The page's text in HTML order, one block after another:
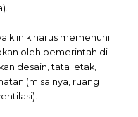
klinik harus memenuhi
oleh pemerintah di
desain, tata letak,
(misalnya, ruang